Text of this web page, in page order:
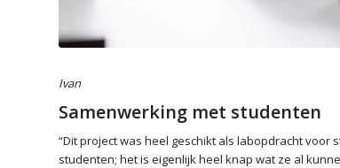
Ivan
Samenwerking met studenten
“Dit project was heel geschikt als labopdracht
studenten; het is eigenlijk heel knap wat ze al